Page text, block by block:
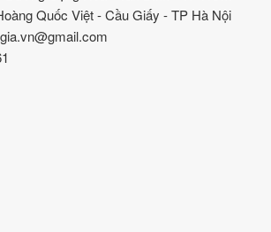
Quốc Việt - Cầu Giấy - TP Hà Nội